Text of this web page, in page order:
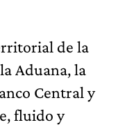
de la
Aduana, la
Central y
fluido y